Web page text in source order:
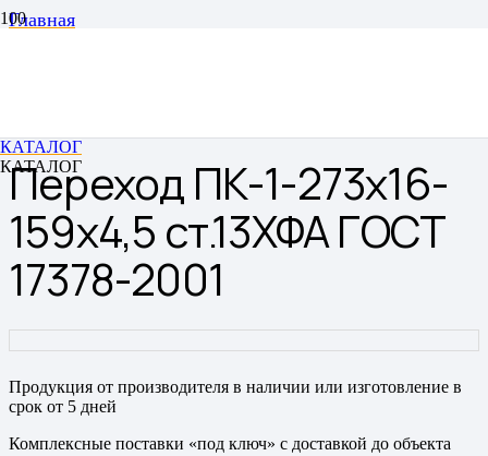
КАТАЛОГ
КАТАЛОГ
Главная
Переход ПК-1-273х16-
159х4,5 ст.13ХФА ГОСТ
17378-2001
Продукция от производителя в наличии или изготовление в
срок от 5 дней
Комплексные поставки «под ключ» с доставкой до объекта